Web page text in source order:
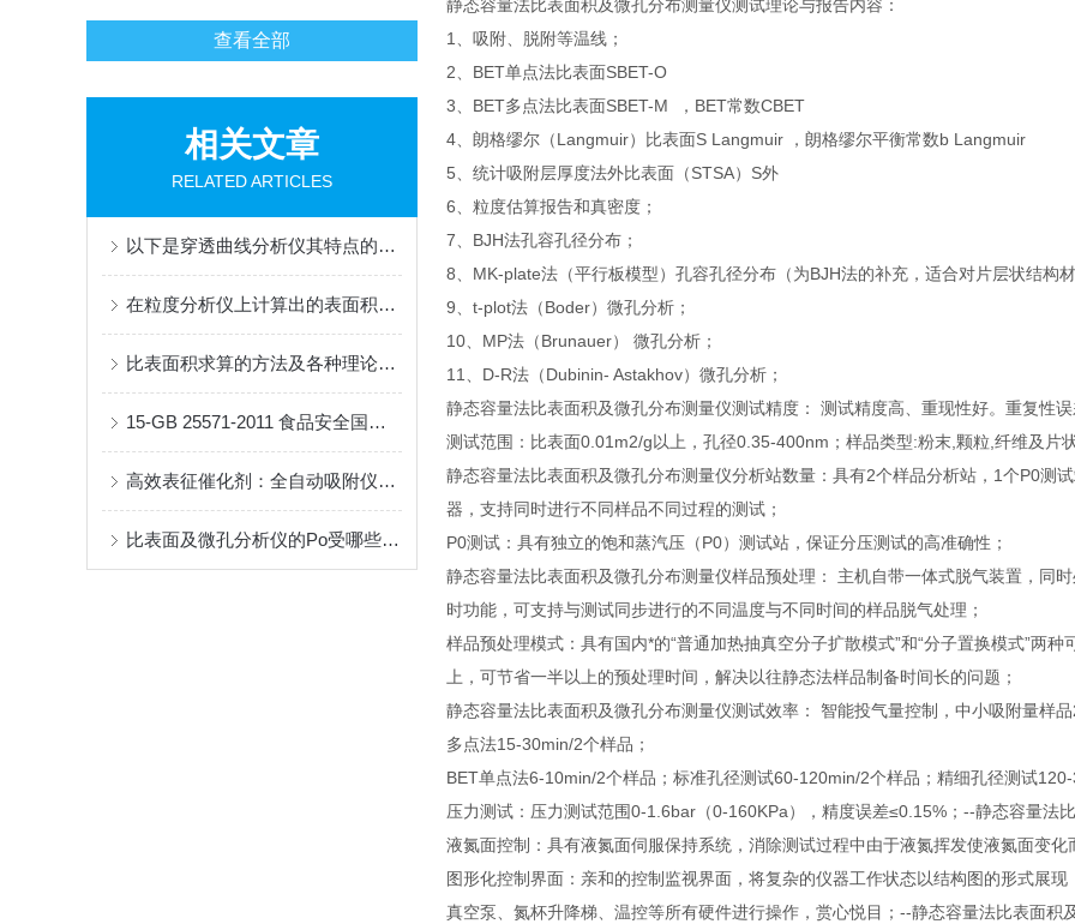
查看全部
相关文章
RELATED ARTICLES
以下是穿透曲线分析仪其特点的详细说明
在粒度分析仪上计算出的表面积值准确吗？
比表面积求算的方法及各种理论适用的条件及注意的问题
15-GB 25571-2011 食品安全国家标准食品添加剂活性白土
高效表征催化剂：全自动吸附仪操作指南
比表面及微孔分析仪的Po受哪些因素影响？
静态容量法比表面积及微孔分布测量仪测试理论与报告内容：
1、吸附、脱附等温线；
2、BET单点法比表面SBET-O
3、BET多点法比表面SBET-M ，BET常数CBET
4、朗格缪尔（Langmuir）比表面S Langmuir ，朗格缪尔平衡常数b Langmuir
5、统计吸附层厚度法外比表面（STSA）S外
6、粒度估算报告和真密度；
7、BJH法孔容孔径分布；
8、MK-plate法（平行板模型）孔容孔径分布（为BJH法的补充，适合对片层状结构
9、t-plot法（Boder）微孔分析；
10、MP法（Brunauer） 微孔分析；
11、D-R法（Dubinin- Astakhov）微孔分析；
静态容量法比表面积及微孔分布测量仪测试精度： 测试精度高、重现性好。重复性
测试范围：比表面0.01m2/g以上，孔径0.35-400nm；样品类型:粉末,颗粒,纤维及片
静态容量法比表面积及微孔分布测量仪分析站数量：具有2个样品分析站，1个P0测
器，支持同时进行不同样品不同过程的测试；
P0测试：具有独立的饱和蒸汽压（P0）测试站，保证分压测试的高准确性；
静态容量法比表面积及微孔分布测量仪样品预处理： 主机自带一体式脱气装置，同
时功能，可支持与测试同步进行的不同温度与不同时间的样品脱气处理；
样品预处理模式：具有国内*的“普通加热抽真空分子扩散模式”和“分子置换模式”两
上，可节省一半以上的预处理时间，解决以往静态法样品制备时间长的问题；
静态容量法比表面积及微孔分布测量仪测试效率： 智能投气量控制，中小吸附量样
多点法15-30min/2个样品；
BET单点法6-10min/2个样品；标准孔径测试60-120min/2个样品；精细孔径测试
压力测试：压力测试范围0-1.6bar（0-160KPa），精度误差≤0.15%；--静态容量法
液氮面控制：具有液氮面伺服保持系统，消除测试过程中由于液氮挥发使液氮面变
图形化控制界面：亲和的控制监视界面，将复杂的仪器工作状态以结构图的形式展
真空泵、氮杯升降梯、温控等所有硬件进行操作，赏心悦目；--静态容量法比表面积